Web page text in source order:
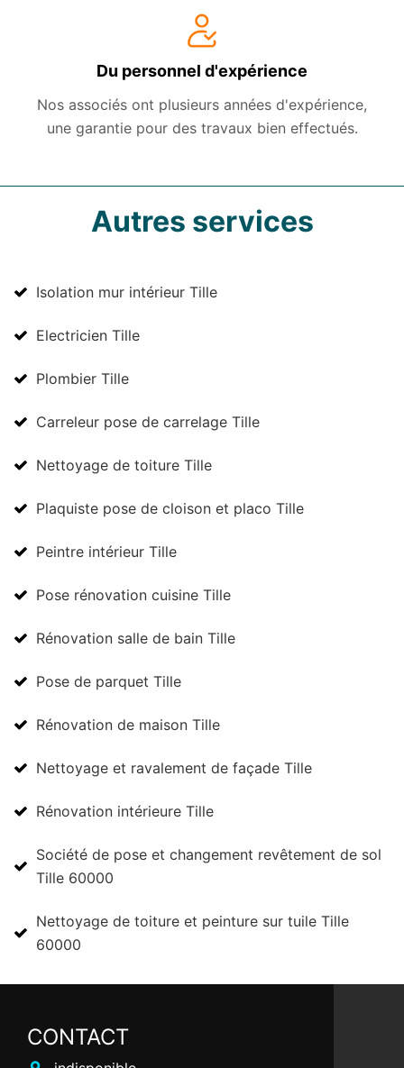
Du personnel d'expérience
Nos associés ont plusieurs années d'expérience,
une garantie pour des travaux bien effectués.
Autres services
Isolation mur intérieur Tille
Electricien Tille
Plombier Tille
Carreleur pose de carrelage Tille
Nettoyage de toiture Tille
Plaquiste pose de cloison et placo Tille
Peintre intérieur Tille
Pose rénovation cuisine Tille
Rénovation salle de bain Tille
Pose de parquet Tille
Rénovation de maison Tille
Nettoyage et ravalement de façade Tille
Rénovation intérieure Tille
Société de pose et changement revêtement de sol
Tille 60000
Nettoyage de toiture et peinture sur tuile Tille
60000
CONTACT